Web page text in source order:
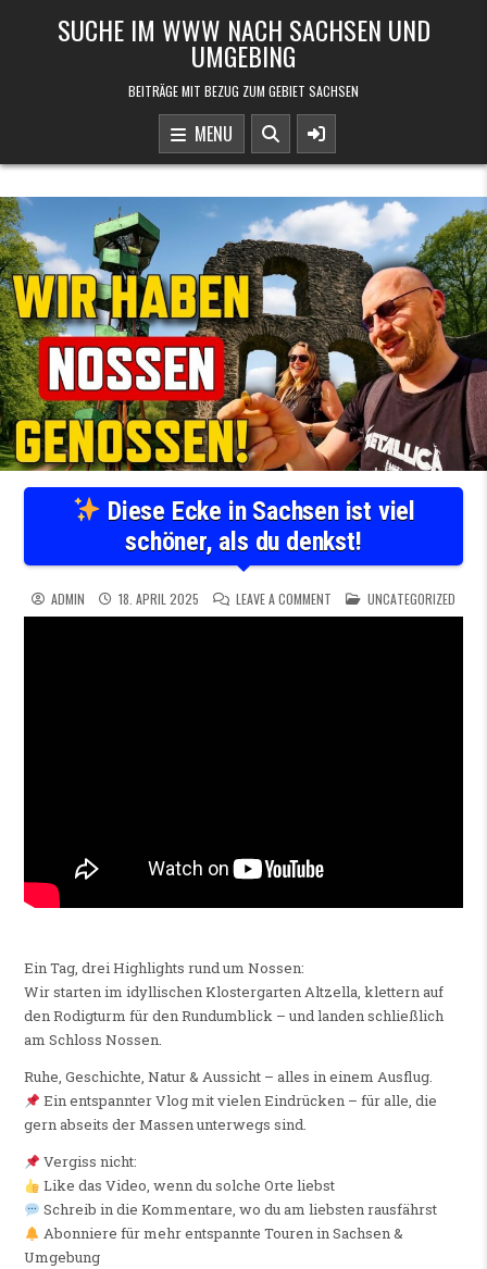
SUCHE IM WWW NACH SACHSEN UND
UMGEBING
BEITRÄGE MIT BEZUG ZUM GEBIET SACHSEN
MENU
Diese Ecke in Sachsen ist viel
schöner, als du denkst!
ADMIN 18. APRIL 2025 LEAVE A COMMENT ONDIESE ECKE IN
POSTED IN
UNCATEGORIZED
Ein Tag, drei Highlights rund um Nossen:
Wir starten im idyllischen Klostergarten Altzella, klettern auf
den Rodigturm für den Rundumblick – und landen schließlich
am Schloss Nossen.
Ruhe, Geschichte, Natur & Aussicht – alles in einem Ausflug.
Ein entspannter Vlog mit vielen Eindrücken – für alle, die
gern abseits der Massen unterwegs sind.
Vergiss nicht:
Like das Video, wenn du solche Orte liebst
Schreib in die Kommentare, wo du am liebsten rausfährst
Abonniere für mehr entspannte Touren in Sachsen &
Umgebung